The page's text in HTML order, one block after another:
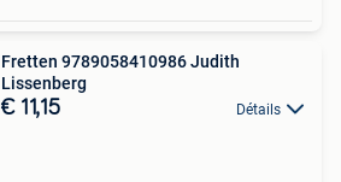
Fretten 9789058410986 Judith
Lissenberg
€ 11,15 Détails